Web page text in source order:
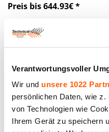
Verantwortungsvoller
Wir und unsere 1022
persönlichen Daten, wie
von Technologien wie
Ihrem Gerät zu speichern
Preis bis 644.93€ *